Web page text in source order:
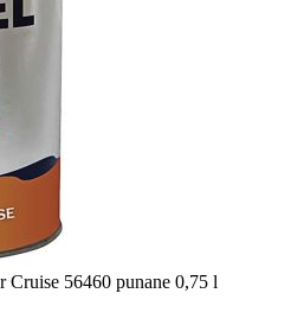
56460 punane 0,75 l